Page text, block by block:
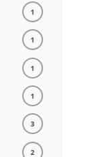
1
1
1
1
3
2